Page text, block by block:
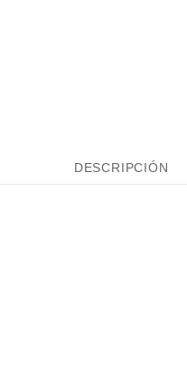
DESCRIPCIÓN